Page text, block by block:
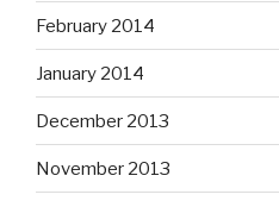
February 2014
January 2014
December 2013
November 2013